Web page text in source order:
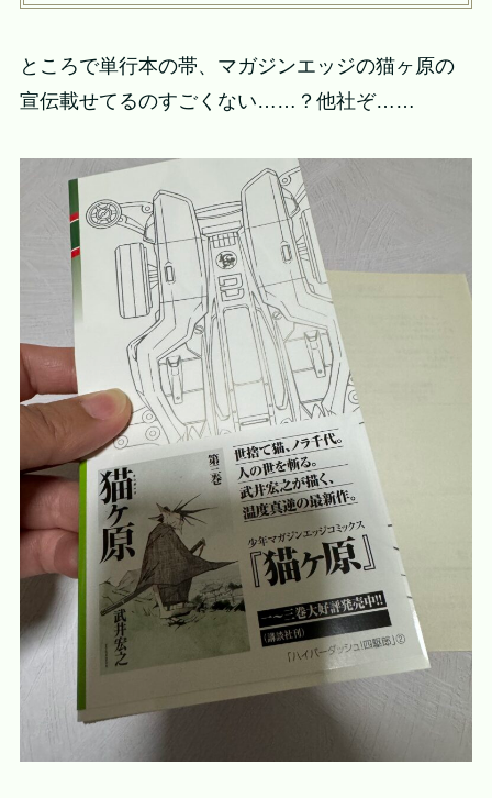
ところで単行本の帯、マガジンエッジの猫ヶ原の
宣伝載せてるのすごくない……？他社ぞ……